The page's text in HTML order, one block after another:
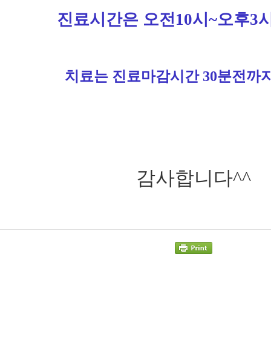
진료시간은 오전10시~오후3
치료는 진료마감시간 30분전까
감사합니다^^